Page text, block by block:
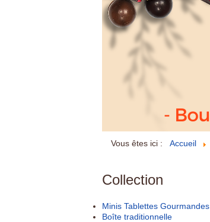
Vous êtes ici : Accueil
Collection
Minis Tablettes Gourmandes
Boîte traditionnelle